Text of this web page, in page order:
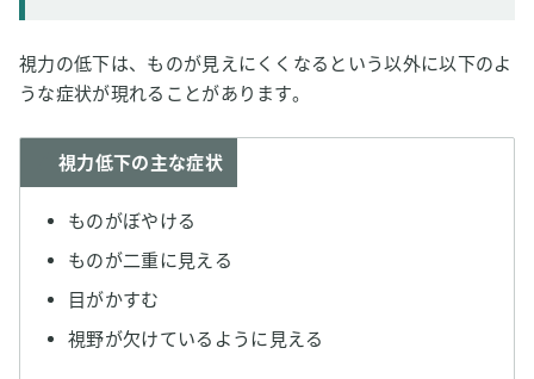
視力の低下は、ものが見えにくくなるという以外に以下のよ
うな症状が現れることがあります。
視力低下の主な症状
ものがぼやける
ものが二重に見える
目がかすむ
視野が欠けているように見える